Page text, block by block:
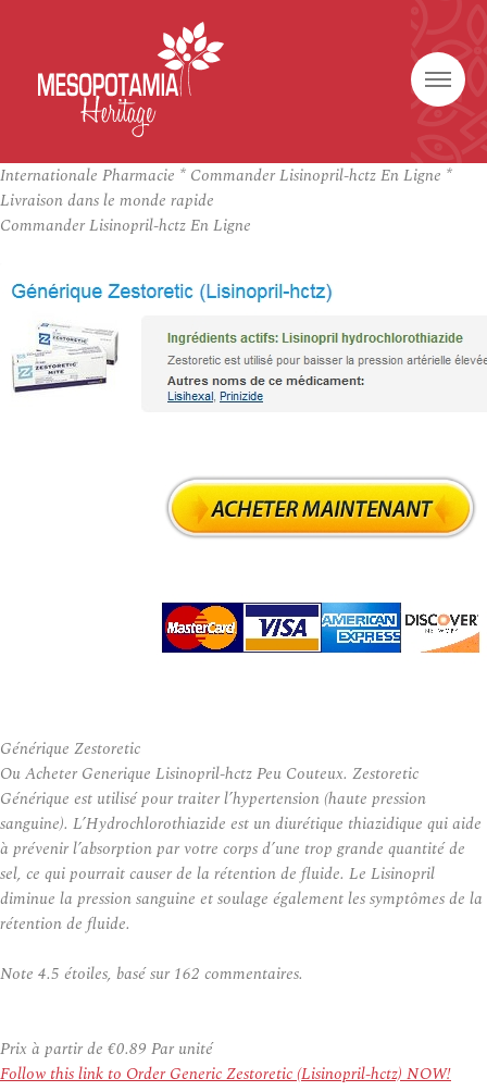
Internationale Pharmacie * Commander Lisinopril-hctz En Ligne *
Livraison dans le monde rapide
Commander Lisinopril-hctz En Ligne
Générique Zestoretic
Ou Acheter Generique Lisinopril-hctz Peu Couteux. Zestoretic
Générique est utilisé pour traiter l’hypertension (haute pression
sanguine). L’Hydrochlorothiazide est un diurétique thiazidique qui aide
à prévenir l’absorption par votre corps d’une trop grande quantité de
sel, ce qui pourrait causer de la rétention de fluide. Le Lisinopril
diminue la pression sanguine et soulage également les symptômes de la
rétention de fluide.
Note 4.5 étoiles, basé sur 162 commentaires.
Prix à partir de €0.89 Par unité
Follow this link to Order Generic Zestoretic (Lisinopril-hctz) NOW!